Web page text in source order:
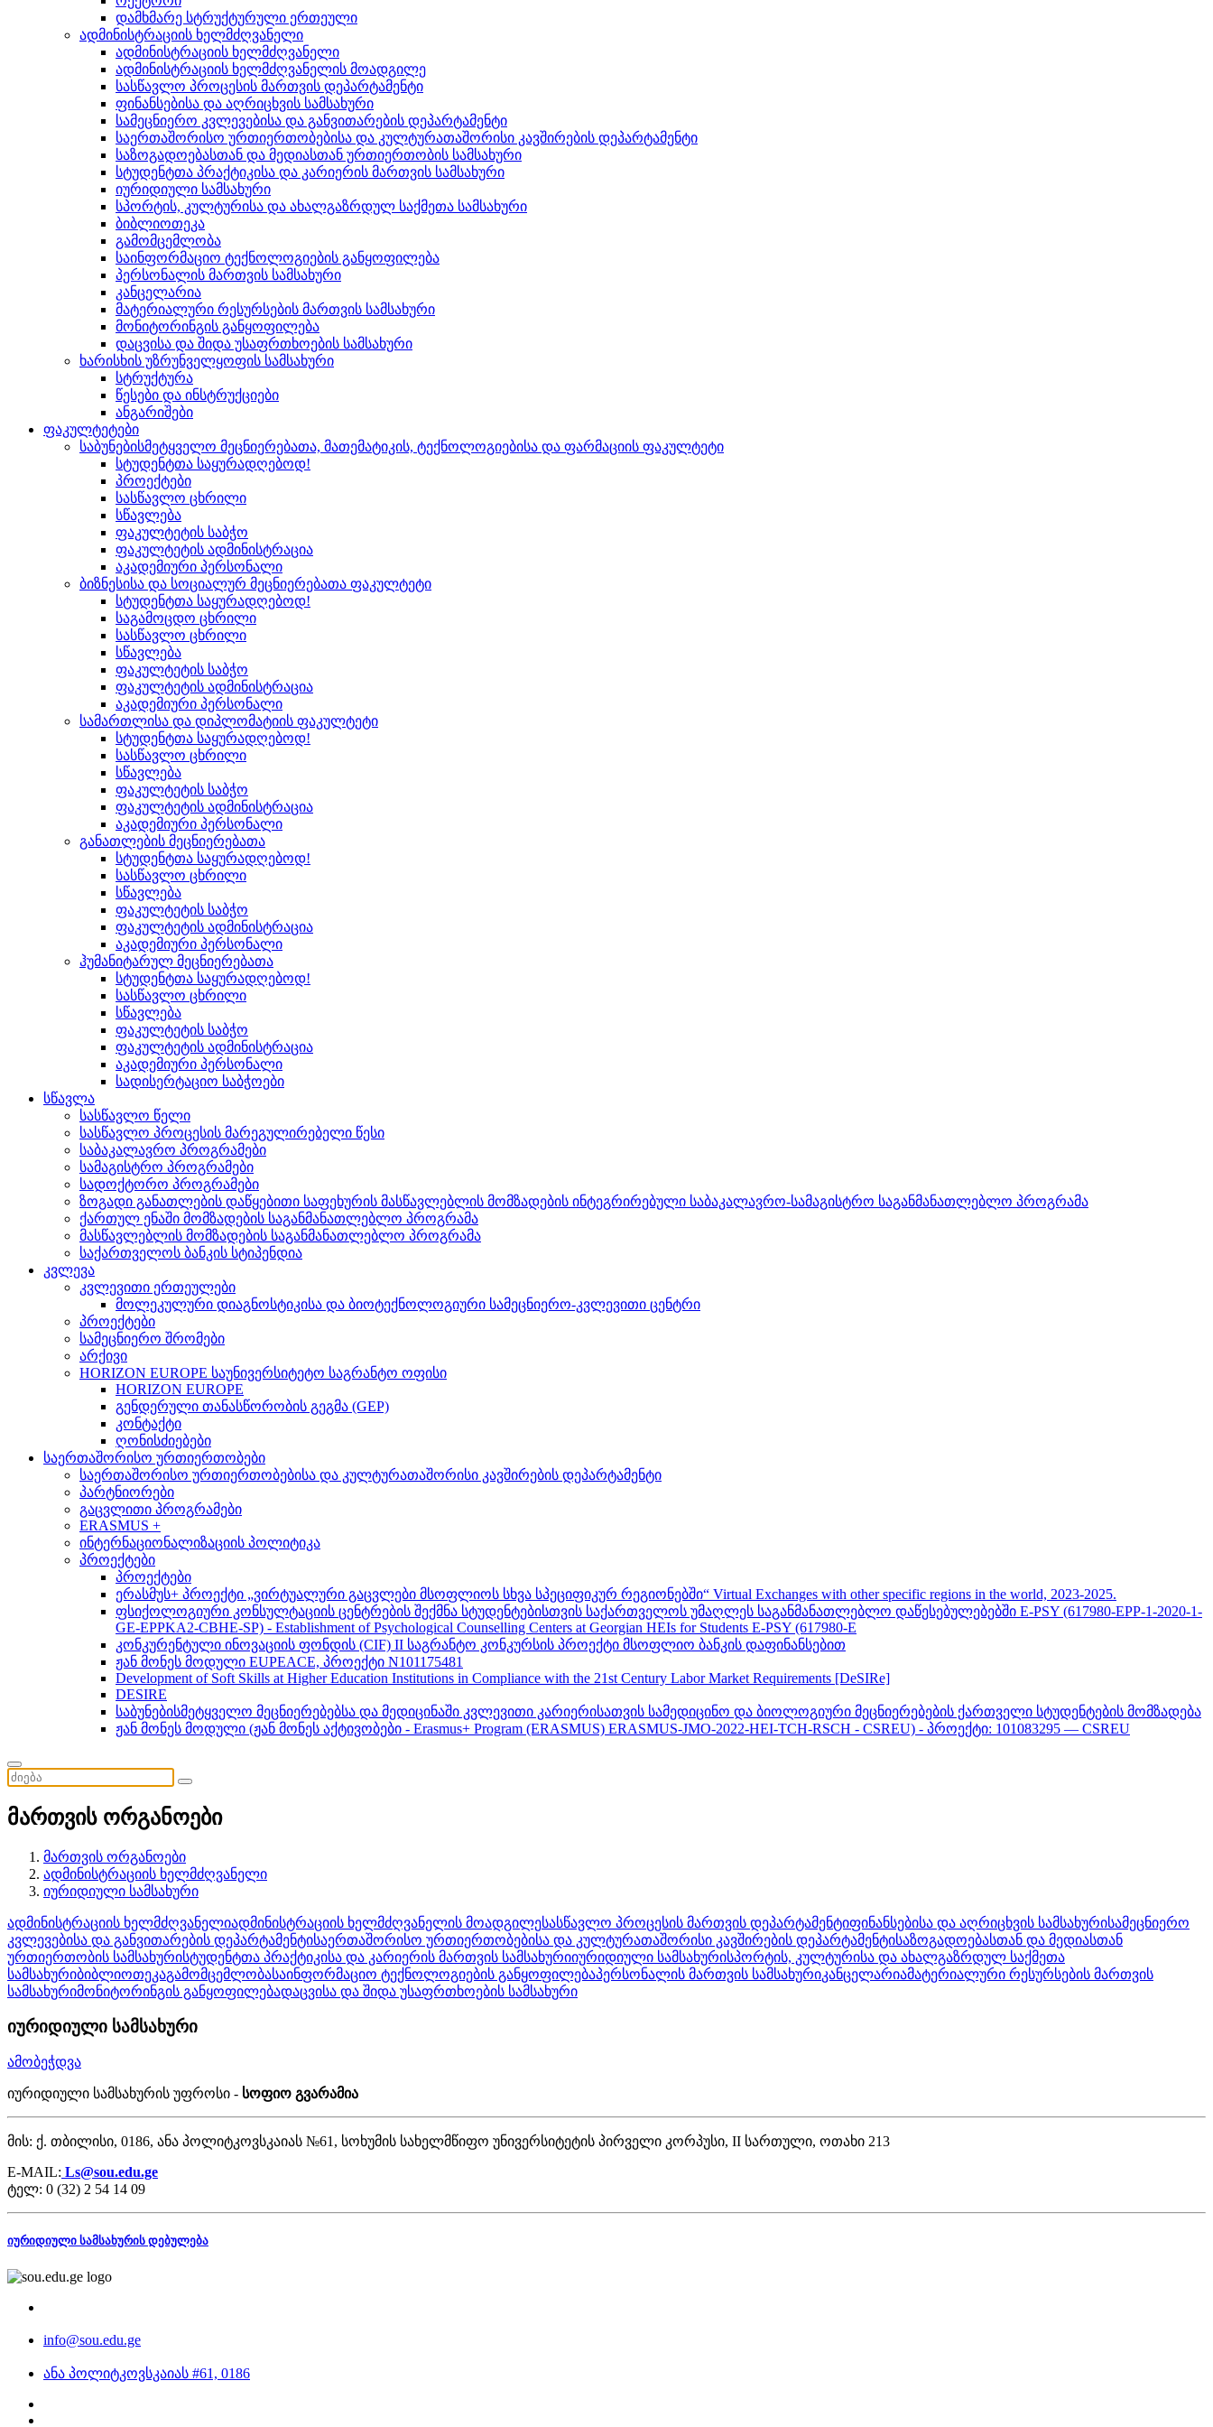
დამხმარე სტრუქტურული ერთეული
ადმინისტრაციის ხელმძღვანელი
ადმინისტრაციის ხელმძღვანელი
ადმინისტრაციის ხელმძღვანელის მოადგილე
სასწავლო პროცესის მართვის დეპარტამენტი
ფინანსებისა და აღრიცხვის სამსახური
სამეცნიერო კვლევებისა და განვითარების დეპარტამენტი
საერთაშორისო ურთიერთობებისა და კულტურათაშორისი კავშირების დეპარტამენტი
საზოგადოებასთან და მედიასთან ურთიერთობის სამსახური
სტუდენტთა პრაქტიკისა და კარიერის მართვის სამსახური
იურიდიული სამსახური
სპორტის, კულტურისა და ახალგაზრდულ საქმეთა სამსახური
ბიბლიოთეკა
გამომცემლობა
საინფორმაციო ტექნოლოგიების განყოფილება
პერსონალის მართვის სამსახური
კანცელარია
მატერიალური რესურსების მართვის სამსახური
მონიტორინგის განყოფილება
დაცვისა და შიდა უსაფრთხოების სამსახური
ხარისხის უზრუნველყოფის სამსახური
სტრუქტურა
წესები და ინსტრუქციები
ანგარიშები
ფაკულტეტები
საბუნებისმეტყველო მეცნიერებათა, მათემატიკის, ტექნოლოგიებისა და ფარმაციის ფაკულტეტი
სტუდენტთა საყურადღებოდ!
პროექტები
სასწავლო ცხრილი
სწავლება
ფაკულტეტის საბჭო
ფაკულტეტის ადმინისტრაცია
აკადემიური პერსონალი
ბიზნესისა და სოციალურ მეცნიერებათა ფაკულტეტი
სტუდენტთა საყურადღებოდ!
საგამოცდო ცხრილი
სასწავლო ცხრილი
სწავლება
ფაკულტეტის საბჭო
ფაკულტეტის ადმინისტრაცია
აკადემიური პერსონალი
სამართლისა და დიპლომატიის ფაკულტეტი
სტუდენტთა საყურადღებოდ!
სასწავლო ცხრილი
სწავლება
ფაკულტეტის საბჭო
ფაკულტეტის ადმინისტრაცია
აკადემიური პერსონალი
განათლების მეცნიერებათა
სტუდენტთა საყურადღებოდ!
სასწავლო ცხრილი
სწავლება
ფაკულტეტის საბჭო
ფაკულტეტის ადმინისტრაცია
აკადემიური პერსონალი
ჰუმანიტარულ მეცნიერებათა
სტუდენტთა საყურადღებოდ!
სასწავლო ცხრილი
სწავლება
ფაკულტეტის საბჭო
ფაკულტეტის ადმინისტრაცია
აკადემიური პერსონალი
სადისერტაციო საბჭოები
სწავლა
სასწავლო წელი
სასწავლო პროცესის მარეგულირებელი წესი
საბაკალავრო პროგრამები
სამაგისტრო პროგრამები
სადოქტორო პროგრამები
ზოგადი განათლების დაწყებითი საფეხურის მასწავლებლის მომზადების ინტეგრირებული საბაკალავრო-სამაგისტრო საგანმანათლებლო პროგრამა
ქართულ ენაში მომზადების საგანმანათლებლო პროგრამა
მასწავლებლის მომზადების საგანმანათლებლო პროგრამა
საქართველოს ბანკის სტიპენდია
კვლევა
კვლევითი ერთეულები
მოლეკულური დიაგნოსტიკისა და ბიოტექნოლოგიური სამეცნიერო-კვლევითი ცენტრი
პროექტები
სამეცნიერო შრომები
არქივი
HORIZON EUROPE საუნივერსიტეტო საგრანტო ოფისი
HORIZON EUROPE
გენდერული თანასწორობის გეგმა (GEP)
კონტაქტი
ღონისძიებები
საერთაშორისო ურთიერთობები
საერთაშორისო ურთიერთობებისა და კულტურათაშორისი კავშირების დეპარტამენტი
პარტნიორები
გაცვლითი პროგრამები
ERASMUS +
ინტერნაციონალიზაციის პოლიტიკა
პროექტები
პროექტები
ერასმუს+ პროექტი „ვირტუალური გაცვლები მსოფლიოს სხვა სპეციფიკურ რეგიონებში“ Virtual Exchanges with other specific regions in the world, 2023-2025.
ფსიქოლოგიური კონსულტაციის ცენტრების შექმნა სტუდენტებისთვის საქართველოს უმაღლეს საგანმანათლებლო დაწესებულებებში E-PSY (617980-EPP-1-2020-1-
GE-EPPKA2-CBHE-SP) - Establishment of Psychological Counselling Centers at Georgian HEIs for Students E-PSY (617980-E
კონკურენტული ინოვაციის ფონდის (CIF) II საგრანტო კონკურსის პროექტი მსოფლიო ბანკის დაფინანსებით
ჟან მონეს მოდული EUPEACE, პროექტი N101175481
Development of Soft Skills at Higher Education Institutions in Compliance with the 21st Century Labor Market Requirements [DeSIRe]
DESIRE
საბუნებისმეტყველო მეცნიერებებსა და მედიცინაში კვლევითი კარიერისათვის სამედიცინო და ბიოლოგიური მეცნიერებების ქართველი სტუდენტების მომზადება
ჟან მონეს მოდული (ჟან მონეს აქტივობები - Erasmus+ Program (ERASMUS) ERASMUS-JMO-2022-HEI-TCH-RSCH - CSREU) - პროექტი: 101083295 — CSREU
მართვის ორგანოები
მართვის ორგანოები
ადმინისტრაციის ხელმძღვანელი
იურიდიული სამსახური
ადმინისტრაციის ხელმძღვანელიადმინისტრაციის ხელმძღვანელის მოადგილესასწავლო პროცესის მართვის დეპარტამენტიფინანსებისა და აღრიცხვის სამსახურისამეცნიერო
კვლევებისა და განვითარების დეპარტამენტისაერთაშორისო ურთიერთობებისა და კულტურათაშორისი კავშირების დეპარტამენტისაზოგადოებასთან და მედიასთან
ურთიერთობის სამსახურისტუდენტთა პრაქტიკისა და კარიერის მართვის სამსახურიიურიდიული სამსახურისპორტის, კულტურისა და ახალგაზრდულ საქმეთა
სამსახურიბიბლიოთეკაგამომცემლობასაინფორმაციო ტექნოლოგიების განყოფილებაპერსონალის მართვის სამსახურიკანცელარიამატერიალური რესურსების მართვის
სამსახურიმონიტორინგის განყოფილებადაცვისა და შიდა უსაფრთხოების სამსახური
იურიდიული სამსახური
ამობეჭდვა
იურიდიული სამსახურის უფროსი - სოფიო გვარამია
მის: ქ. თბილისი, 0186, ანა პოლიტკოვსკაიას №61, სოხუმის სახელმწიფო უნივერსიტეტის პირველი კორპუსი, II სართული, ოთახი 213
E-MAIL: Ls@sou.edu.ge
ტელ: 0 (32) 2 54 14 09
იურიდიული სამსახურის დებულება
info@sou.edu.ge
ანა პოლიტკოვსკაიას #61, 0186